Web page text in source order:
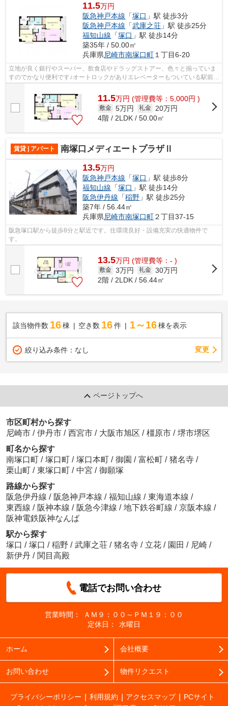
11.5万円
阪急神戸本線 「塚口 」駅 徒歩3分
阪急神戸本線 「武庫之荘 」駅 徒歩25分
福知山線 「塚口 」駅 徒歩14分
築35年 / 50.00㎡
兵庫県尼崎市南塚口町１丁目6-20
立地が良く銀行やスーパー、飲食店やドラッグストアー、色々と揃っていま
すのでかなり便利です♪オートロックがありエレベーターもついている駅前マ
11.5万円 (管理費等：5,000円 )
敷金 5万円 礼金
20万円
4階 / 2LDK / 50.00㎡
賃貸 | アパート 南塚口メディエートプラザⅡ
13.5万円
阪急神戸本線 「塚口 」駅 徒歩8分
福知山線 「塚口 」駅 徒歩14分
阪急伊丹線 「稲野 」駅 徒歩25分
築7年 / 56.44㎡
兵庫県尼崎市南塚口町２丁目37-15
阪急塚口駅から徒歩8分と駅近です。住環境良好・設備充実の快適物件で
す。
13.5万円 (管理費等：- )
敷金 3万円 礼金 30万円
2階 / 2LDK / 56.44㎡
該当物件数 16棟 空き数 16 件 1～16 棟を表示
絞り込み条件： なし 変更
ページトップへ
市区町村から探す
尼崎市 / 伊丹市 / 西宮市 / 大阪市旭区 / 橿原市 / 堺市堺区
町名から探す
南塚口町 / 塚口町 / 塚口本町 / 御園 / 富松町 / 猪名寺 /
栗山町 / 東塚口町 / 中宮 / 御願塚
路線から探す
阪急伊丹線 / 阪急神戸本線 / 福知山線 / 東海道本線 /
東西線 / 阪神本線 / 阪急今津線 / 地下鉄谷町線 / 京阪本線 /
阪神電鉄阪神なんば
駅から探す
塚口 / 塚口 / 稲野 / 武庫之荘 / 猪名寺 / 立花 / 園田 / 尼崎 /
新伊丹 / 関目高殿
電話でお問い合わせ
営業時間：
ＡＭ９：００～ＰＭ１９：００
定休日：
水曜日
ホーム 会社概要
お問い合わせ 物件リクエスト
プライバシーポリシー 利用規約 アクセスマップ
PCサイト